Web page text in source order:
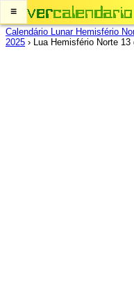
≡
Calendário Lunar Hemisfério
2025 › Lua Hemisfério Norte